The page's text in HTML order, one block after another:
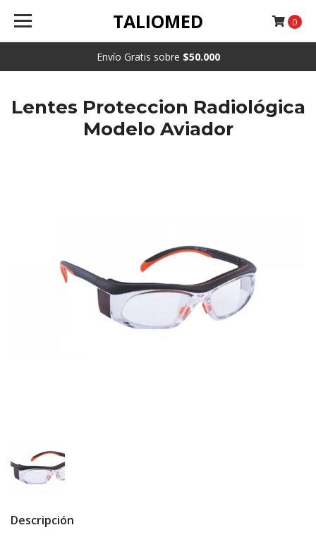
Envío Gratis sobre $50.000
TALIOMED 0
Lentes Proteccion Radiológica
Modelo Aviador
Descripción